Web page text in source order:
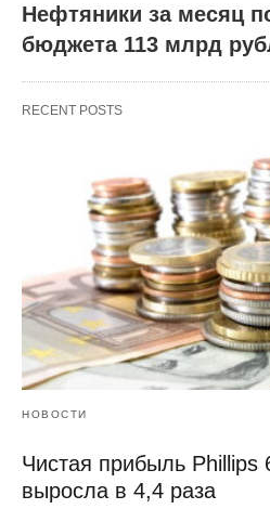
Нефтяники за месяц
бюджета 113 млрд
RECENT POSTS
НОВОСТИ
Чистая прибыль Phillips
выросла в 4,4 раза